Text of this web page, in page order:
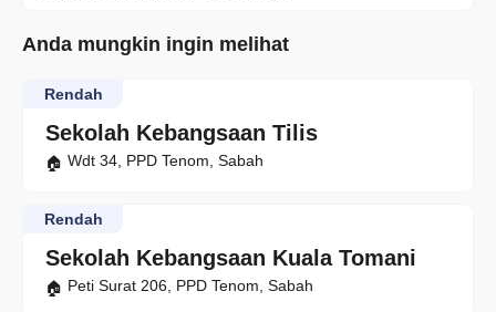
Anda mungkin ingin melihat
Sekolah Kebangsaan Tilis
Rendah
Wdt 34, PPD Tenom, Sabah
Sekolah Kebangsaan Kuala Tomani
Rendah
Peti Surat 206, PPD Tenom, Sabah